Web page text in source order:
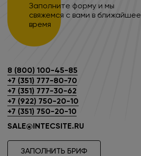
Заполните форму и мы
свяжемся с вами в ближайшее
время
8 (800) 100-45-85
+7 (351) 777-80-70
+7 (351) 777-30-62
+7 (922) 750-20-10
+7 (351) 750-20-10
SALE@INTECSITE.RU
ЗАПОЛНИТЬ БРИФ